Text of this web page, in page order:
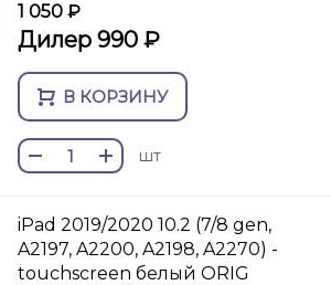
1 050 ₽
Дилер 990 ₽
В КОРЗИНУ
шт
iPad 2019/2020 10.2 (7/8 gen,
A2197, A2200, A2198, A2270) -
touchscreen белый ORIG